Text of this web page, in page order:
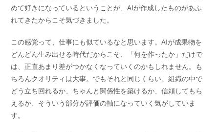
めて好きになっているということが、AIが作成したものがあふ
れてきたからこそ気づきました。
この感覚って、仕事にも似ているなと思います。AIが成果物を
どんどん生み出せる時代だからこそ、「何を作ったか」だけで
は、正直あまり差がつかなくなっていくのかもしれません。も
ちろんクオリティは大事。でもそれと同じくらい、組織の中で
どう立ち回れるか、ちゃんと関係性を築けるか、信頼してもら
えるか、そういう部分が評価の軸になっていく気がしていま
す。